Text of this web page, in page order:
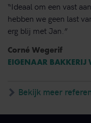
“Ideaal om een vast
hebben we geen last
erg blij met Jan.”
Corné Wegerif
EIGENAAR BAKKERIJ
Bekijk meer